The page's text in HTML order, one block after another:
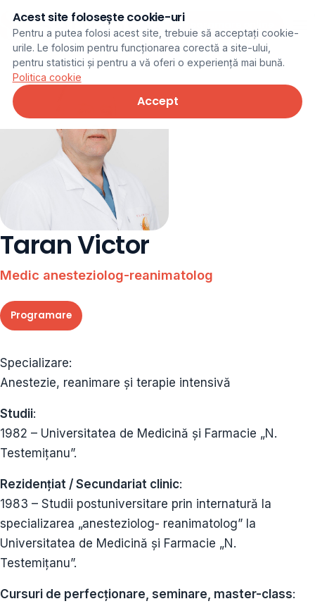
Programare online
Taran Victor
Medic anesteziolog-reanimatolog
Programare
Specializare:
Anestezie, reanimare şi terapie intensivă
Studii:
1982 – Universitatea de Medicină și Farmacie „N.
Testemițanu”.
Rezidențiat / Secundariat clinic:
1983 – Studii postuniversitare prin internatură la
specializarea „anesteziolog- reanimatolog” la
Universitatea de Medicină și Farmacie „N.
Testemițanu”.
Cursuri de perfecționare, seminare, master-class:
Acest site folosește cookie-uri
Pentru a putea folosi acest site, trebuie să acceptați cookie-
urile. Le folosim pentru funcționarea corectă a site-ului,
pentru statistici și pentru a vă oferi o experiență mai bună.
Politica cookie
Accept